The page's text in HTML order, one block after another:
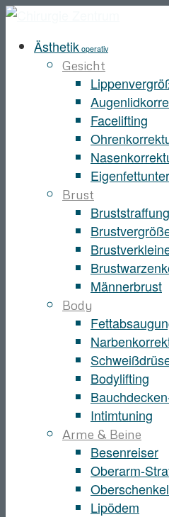
Ästhetik operativ
Gesicht
Facelifting
Brust
Bruststraffung
Männerbrust
Body
Bodylifting
Intimtuning
Arme & Beine
Besenreiser
Oberarm-
Lipödem